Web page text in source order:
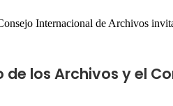
de los Archivos y el